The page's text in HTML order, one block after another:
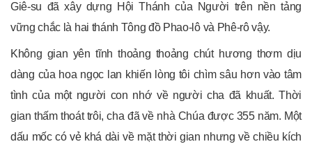
Giê-su đã xây dựng Hội Thánh của Người trên nền tảng
vững chắc là hai thánh Tông đồ Phao-lô và Phê-rô vậy.
Không gian yên tĩnh thoảng thoảng chút hương thơm dịu
dàng của hoa ngọc lan khiến lòng tôi chìm sâu hơn vào tâm
tình của một người con nhớ về người cha đã khuất. Thời
gian thấm thoát trôi, cha đã về nhà Chúa được 355 năm. Một
dấu mốc có vẻ khá dài về mặt thời gian nhưng về chiều kích